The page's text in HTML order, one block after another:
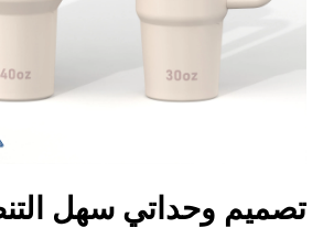
تصميم وحداتي سهل